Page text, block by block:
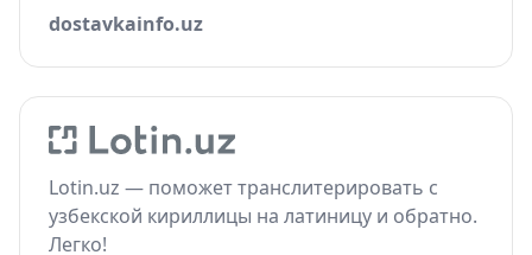
dostavkainfo.uz
Lotin.uz — поможет транслитерировать с
узбекской кириллицы на латиницу и обратно.
Легко!